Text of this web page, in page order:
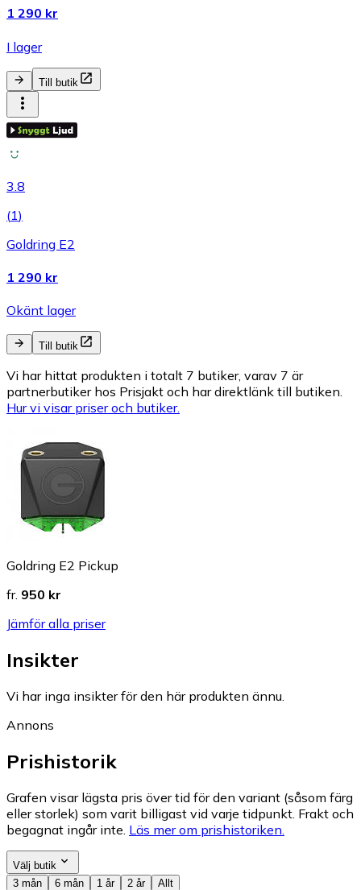
1 290 kr
I lager
Till butik
3.8
(1)
Goldring E2
1 290 kr
Okänt lager
Till butik
Vi har hittat produkten i totalt 7 butiker, varav 7 är
partnerbutiker hos Prisjakt och har direktlänk till butiken.
Hur vi visar priser och butiker.
Goldring E2 Pickup
fr. 950 kr
Jämför alla priser
Insikter
Vi har inga insikter för den här produkten ännu.
Annons
Prishistorik
Grafen visar lägsta pris över tid för den variant (såsom färg
eller storlek) som varit billigast vid varje tidpunkt. Frakt och
begagnat ingår inte. Läs mer om prishistoriken.
Välj butik
3 mån
6 mån 1 år 2 år Allt